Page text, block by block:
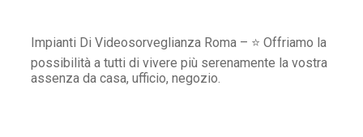
Impianti Di Videosorveglianza Roma – ⭐ Offriamo la
possibilità a tutti di vivere più serenamente la vostra
assenza da casa, ufficio, negozio.